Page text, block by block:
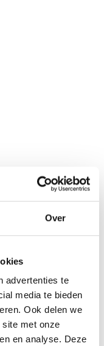
Over
advertenties te
media te bieden
Ook delen we
met onze
en analyse. Deze
Vechtsport,